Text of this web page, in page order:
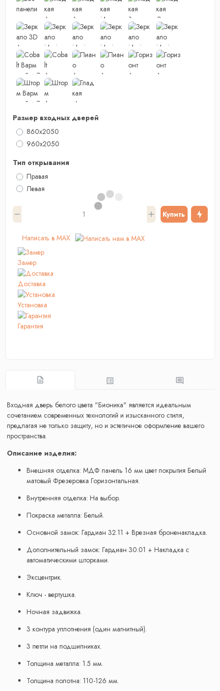
Размер входных дверей
860x2050
960x2050
Тип открывания
Правая
Левая
Купить
Написать в MAX
Замер
Доставка
Установка
Гарантия
Входная дверь белого цвета "Бионика" является идеальным
сочетанием современных технологий и изысканного стиля,
предлагая не только защиту, но и эстетичное оформление вашего
пространства.
Описание изделия:
Внешняя отделка: МДФ панель 16 мм цвет покрытия Белый
матовый Фрезеровка Горизонтальная.
Внутренняя отделка: На выбор.
Покраска металла: Белый.
Основной замок: Гардиан 32.11 + Врезная броненакладка.
Дополнительный замок: Гардиан 30.01 + Накладка с
автоматическими шторками.
Эксцентрик.
Ключ - вертушка.
Ночная задвижка.
3 контура уплотнения (один магнитный).
3 петли на подшипниках.
Толщина металла: 1.5 мм.
Толщина полотна: 110-126 мм.